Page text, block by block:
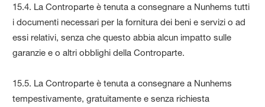
15.4. La Controparte è tenuta a consegnare a Nunhems tutti
i documenti necessari per la fornitura dei beni e servizi o ad
essi relativi, senza che questo abbia alcun impatto sulle
garanzie e o altri obblighi della Controparte.
15.5. La Controparte è tenuta a consegnare a Nunhems
tempestivamente, gratuitamente e senza richiesta